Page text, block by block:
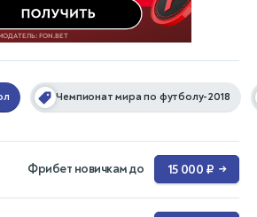
Чемпионат мира по футболу-2018
Фрибет новичкам до 15 000 ₽ →